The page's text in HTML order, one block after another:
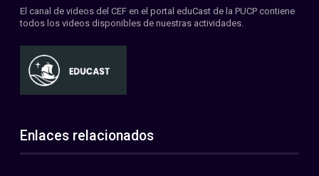
El canal de videos del CEF en el portal eduCast de la PUCP contiene
todos los videos disponibles de nuestras actividades.
Enlaces relacionados